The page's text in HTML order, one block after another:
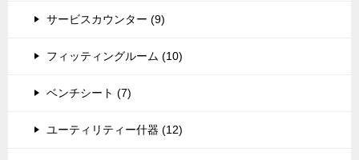
サービスカウンター (9)
フィッティングルーム (10)
ベンチシート (7)
ユーティリティー什器 (12)